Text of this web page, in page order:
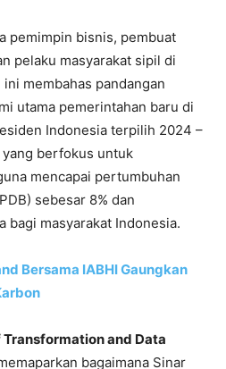
pemimpin bisnis, pembuat
pelaku masyarakat sipil di
membahas pandangan
utama pemerintahan baru di
Indonesia terpilih 2024 –
berfokus untuk
mencapai pertumbuhan
sebesar 8% dan
bagi masyarakat Indonesia.
Bersama IABHI Gaungkan
and Data
bagaimana Sinar